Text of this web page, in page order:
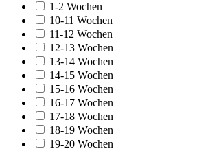
1-2 Wochen
10-11 Wochen
11-12 Wochen
12-13 Wochen
13-14 Wochen
14-15 Wochen
15-16 Wochen
16-17 Wochen
17-18 Wochen
18-19 Wochen
19-20 Wochen